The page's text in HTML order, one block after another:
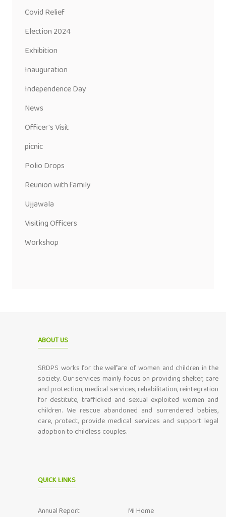
Covid Relief
Election 2024
Exhibition
Inauguration
Independence Day
News
Officer's Visit
picnic
Polio Drops
Reunion with family
Ujjawala
Visiting Officers
Workshop
ABOUT US
SRDPS works for the welfare of women and children in the
society. Our services mainly focus on providing shelter, care
and protection, medical services, rehabilitation, reintegration
for destitute, trafficked and sexual exploited women and
children. We rescue abandoned and surrendered babies,
care, protect, provide medical services and support legal
adoption to childless couples.
QUICK LINKS
Annual Report
MI Home